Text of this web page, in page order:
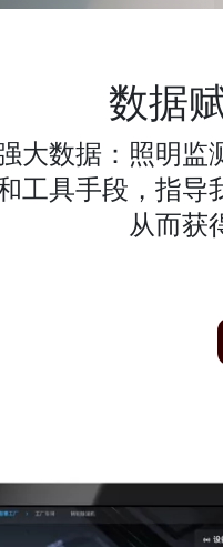
数据
大数据：照明
工具手段，指
从而获